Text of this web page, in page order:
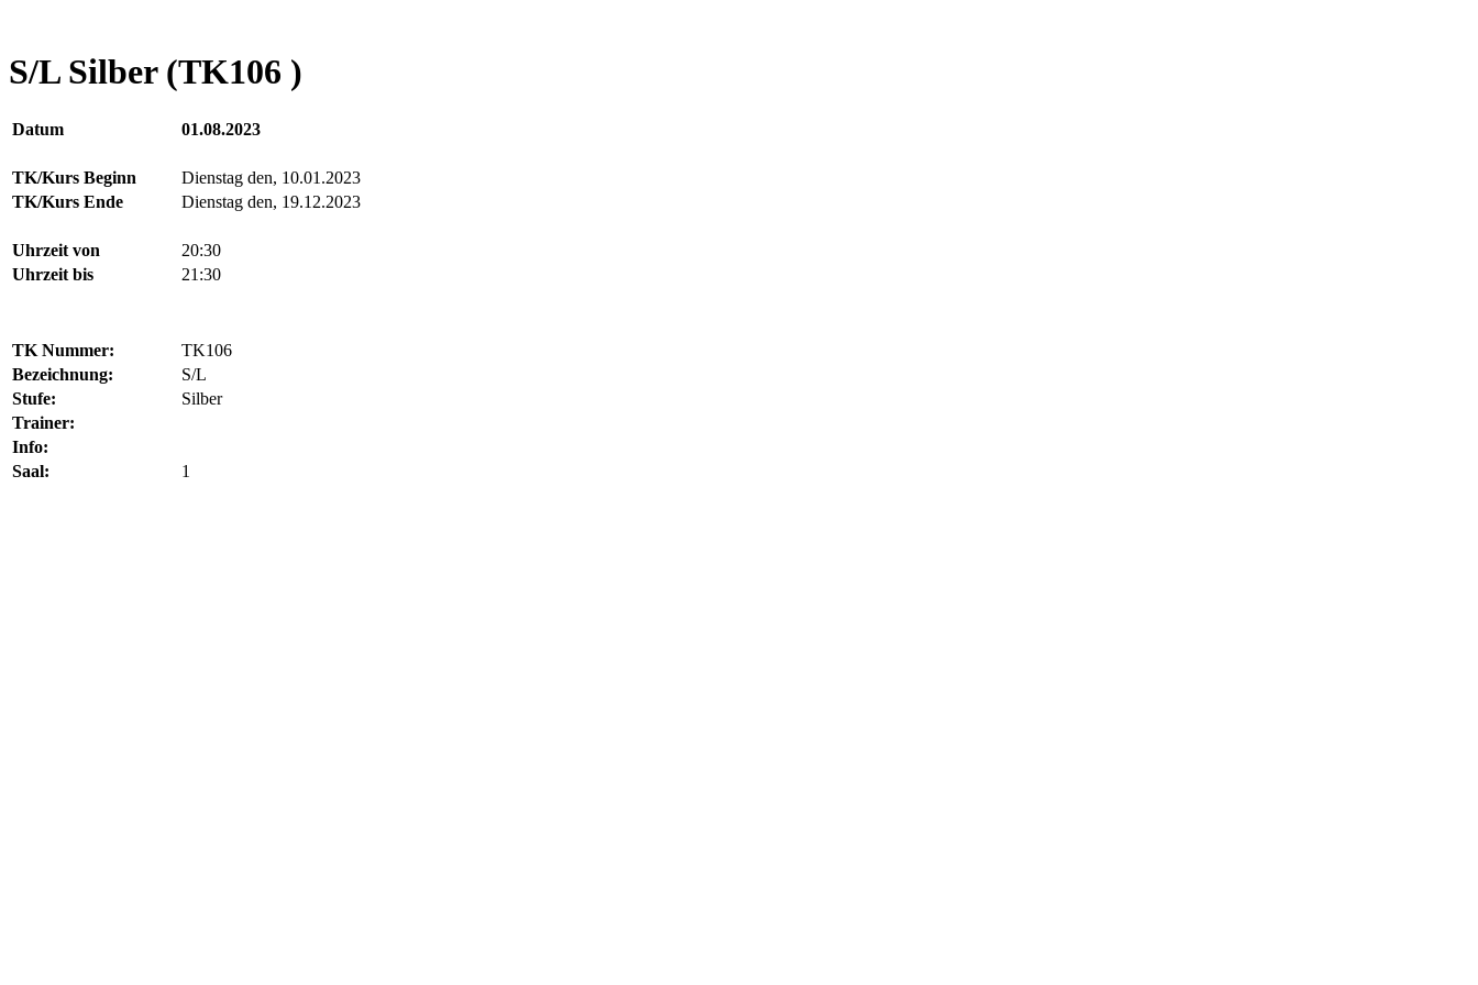
S/L Silber (TK106 )
Datum 01.08.2023
TK/Kurs Beginn
Dienstag den, 10.01.2023
TK/Kurs Ende
Dienstag den, 19.12.2023
Uhrzeit von
20:30
Uhrzeit bis
21:30
TK Nummer:
TK106
Bezeichnung:
S/L
Stufe:
Silber
Trainer:
Info:
Saal:
1